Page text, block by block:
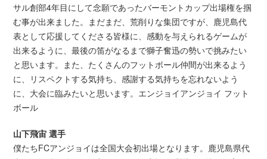
サル創部4年目にして念願であったバーモントカップ出場権を掴
む事が出来ました。まだまだ、荒削りな集団ですが、鹿児島代
表として応援してくださる皆様に、感動を与えられるゲームが
出来るように、最後の笛がなるまで獅子奮迅の勢いで挑みたい
と思います。また、たくさんのフットボール仲間が出来るよう
に、リスペクトする気持ち、感謝する気持ちを忘れないよう
に、大会に臨みたいと思います。エンジョイアンジョイ フット
ボール
山下飛宙 選手
僕たちFCアンジョイは全国大会初出場となります。鹿児島県代